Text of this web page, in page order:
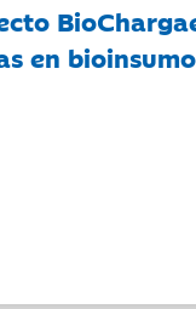
en